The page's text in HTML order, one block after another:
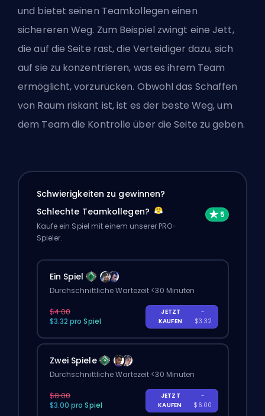
und bietet seinen Teamkollegen einen
sichereren Weg. Zum Beispiel zwingt eine Jett,
die auf die Seite rast, die Verteidiger dazu, sich
auf sie zu konzentrieren, was es ihrem Team
ermöglicht, vorzurücken. Obwohl das Schaffen
von Raum riskant ist, ist es der beste Weg, um
dem Team die Kontrolle über die Seite zu geben.
Schwierigkeiten zu gewinnen?
Schlechte Teamkollegen?
Kaufe ein Spiel mit einem unserer PRO-
Spieler.
Ein Spiel
Durchschnittliche Wartezeit <30 Minuten
$4.00
$3.32 pro Spiel
JETZT
KAUFEN
-
$3.32
Zwei Spiele
Durchschnittliche Wartezeit <30 Minuten
$8.00
$3.00 pro Spiel
JETZT
KAUFEN
-
$6.00